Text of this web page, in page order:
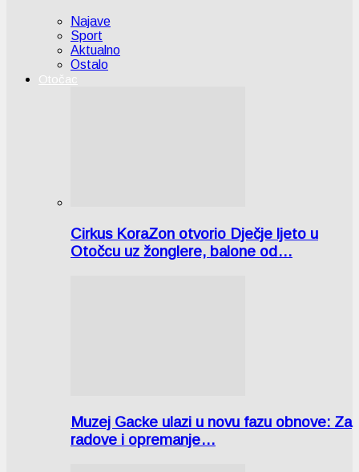
Najave
Sport
Aktualno
Ostalo
Otočac
Cirkus KoraZon otvorio Dječje ljeto u
Otočcu uz žonglere, balone od…
Muzej Gacke ulazi u novu fazu obnove: Za
radove i opremanje…